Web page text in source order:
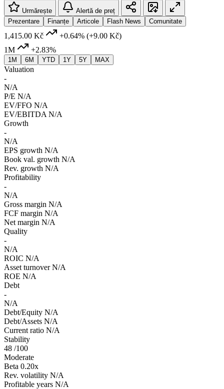
Urmărește
Alertă de preț
Prezentare
Finanțe Articole Flash News Comunitate
1,415.00 Kč +0.64% (+9.00 Kč)
1M
+2.83%
1M 6M YTD 1Y 5Y MAX
Valuation
-
N/A
P/E N/A
EV/FFO N/A
EV/EBITDA N/A
Growth
-
N/A
EPS growth N/A
Book val. growth N/A
Rev. growth N/A
Profitability
-
N/A
Gross margin N/A
FCF margin N/A
Net margin N/A
Quality
-
N/A
ROIC N/A
Asset turnover N/A
ROE N/A
Debt
-
N/A
Debt/Equity N/A
Debt/Assets N/A
Current ratio N/A
Stability
48 /100
Moderate
Beta 0.20x
Rev. volatility N/A
Profitable years N/A